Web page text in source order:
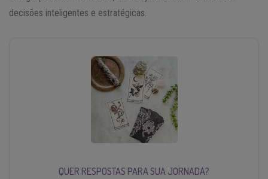
decisões inteligentes e estratégicas.
QUER RESPOSTAS PARA SUA JORNADA?